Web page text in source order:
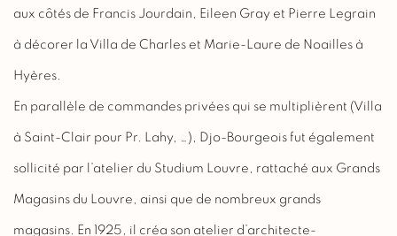
aux côtés de Francis Jourdain, Eileen Gray et Pierre Legrain
à décorer la Villa de Charles et Marie-Laure de Noailles à
Hyères.
En parallèle de commandes privées qui se multiplièrent (Villa
à Saint-Clair pour Pr. Lahy, …), Djo-Bourgeois fut également
sollicité par l’atelier du Studium Louvre, rattaché aux Grands
Magasins du Louvre, ainsi que de nombreux grands
magasins. En 1925, il créa son atelier d’architecte-